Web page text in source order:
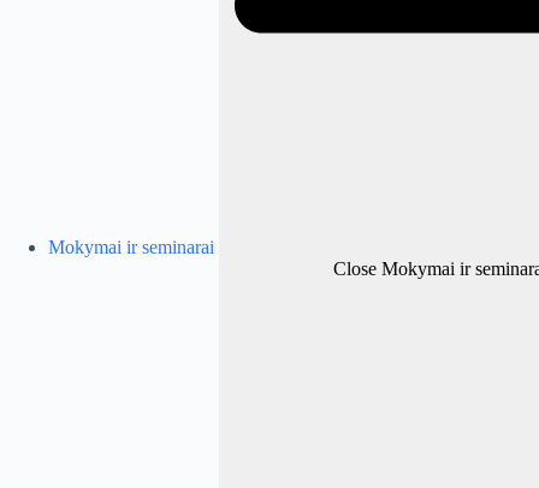
Mokymai ir seminarai
Close Mokymai ir